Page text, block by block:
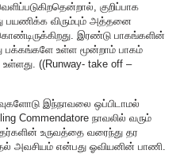
குறிப்பாக
பயணிக்க விரும்பும் அத்தனை
இரண்டு பாகங்களின்
பக்கங்களே உள்ள மூன்றாம் பாகம்
((Runway- take off –
இந்நாவலை ஒப்பிடாமல்
Commendatore நாவலில் வரும்
உருவத்தை வரைந்து தர
அவசியம் என்பது ஓவியனின் பாணி.